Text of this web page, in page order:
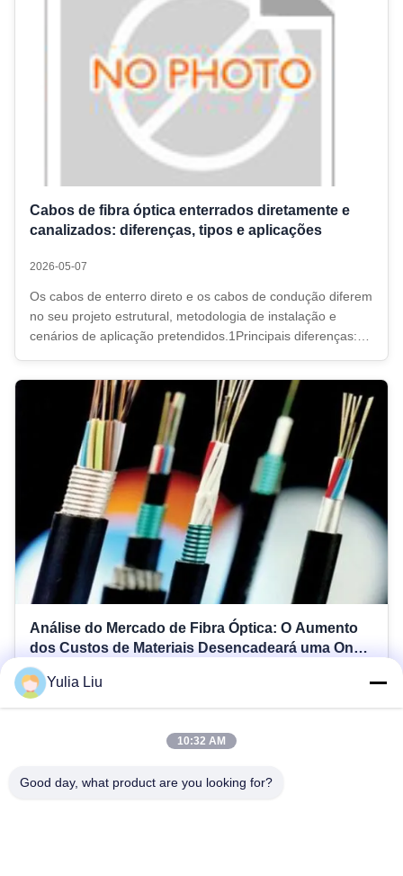
Cabos de fibra óptica enterrados diretamente e
canalizados: diferenças, tipos e aplicações
2026-05-07
Os cabos de enterro direto e os cabos de condução diferem
no seu projeto estrutural, metodologia de instalação e
cenários de aplicação pretendidos.1Principais diferenças:
estrutura duplo ...
Análise do Mercado de Fibra Óptica: O Aumento
dos Custos de Materiais Desencadeará uma Onda
de Compras de Pânico?
2026-04-17
No cenário atual das telecomunicações globais, estamos
testemunhando uma mudança significativa na cadeia de
suprimentos de fibra óptica. Com o custo das matérias-
perguntando: Devemos esperar que os preços caiam, ou
Yulia Liu
10:32 AM
Good day, what product are you looking for?